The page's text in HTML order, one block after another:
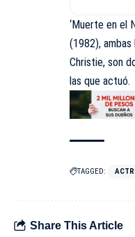
‘Muerte en el
(1982), ambas
Christie, son
las que actuó.
TAGGED:
Share This Article